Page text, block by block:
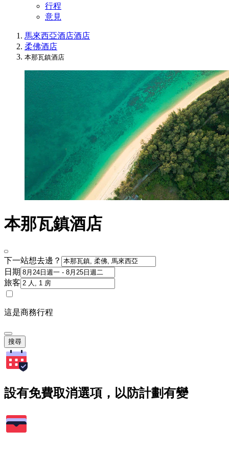
行程
意見
馬來西亞酒店酒店
柔佛酒店
本那瓦鎮酒店
本那瓦鎮酒店
下一站想去邊？
日期
旅客
這是商務行程
搜尋
設有免費取消選項，以防計劃有變